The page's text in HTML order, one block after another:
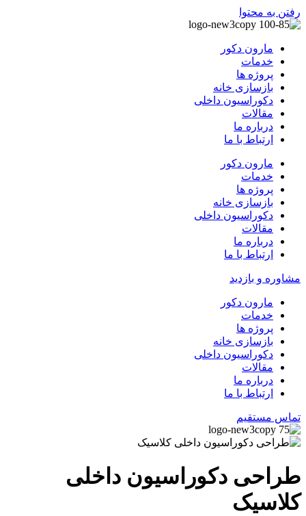
رفتن به محتوا
مارون دکور
خدمات
پروژه ها
بازسازی خانه
دکوراسیون داخلی
مقالات
درباره ما
ارتباط با ما
مارون دکور
خدمات
پروژه ها
بازسازی خانه
دکوراسیون داخلی
مقالات
درباره ما
ارتباط با ما
مشاوره و بازدید
مارون دکور
خدمات
پروژه ها
بازسازی خانه
دکوراسیون داخلی
مقالات
درباره ما
ارتباط با ما
تماس مستقیم
طراحی دکوراسیون داخلی
کلاسیک